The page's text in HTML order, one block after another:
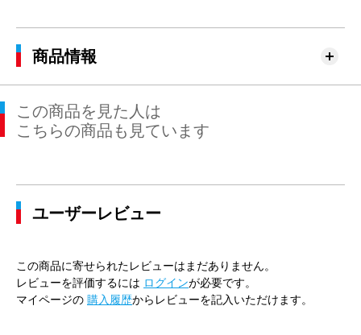
商品情報
この商品を見た人は
こちらの商品も見ています
ユーザーレビュー
この商品に寄せられたレビューはまだありません。
レビューを評価するには ログインが必要です。
マイページの 購入履歴からレビューを記入いただけます。